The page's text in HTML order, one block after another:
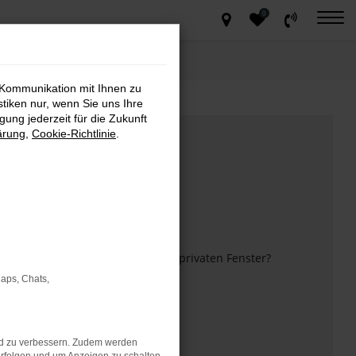
0
Browser oder in einem privaten Fenster?
unterstützt werden.
mit Ihnen zu
nur, wenn Sie uns Ihre
jederzeit für die Zukunft
Cookie-Richtlinie
Chats,
zu verbessern. Zudem werden